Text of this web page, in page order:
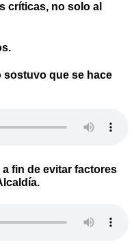
críticas, no solo al
sostuvo que se hace
fin de evitar factores